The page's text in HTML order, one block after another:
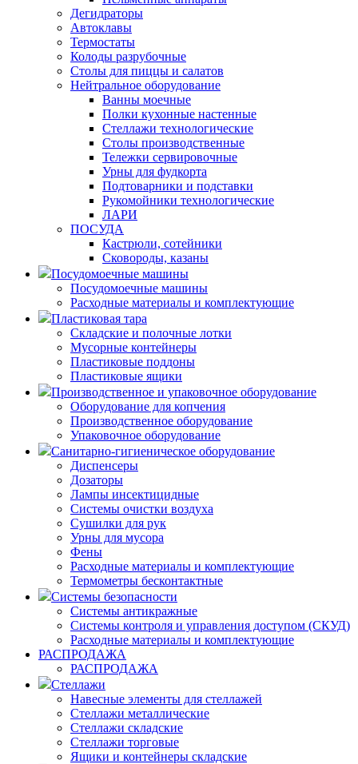
Дегидраторы
Автоклавы
Термостаты
Колоды разрубочные
Столы для пиццы и салатов
Нейтральное оборудование
Ванны моечные
Полки кухонные настенные
Стеллажи технологические
Столы производственные
Тележки сервировочные
Урны для фудкорта
Подтоварники и подставки
Рукомойники технологические
ЛАРИ
ПОСУДА
Кастрюли, сотейники
Сковороды, казаны
Посудомоечные машины
Посудомоечные машины
Расходные материалы и комплектующие
Пластиковая тара
Складские и полочные лотки
Мусорные контейнеры
Пластиковые поддоны
Пластиковые ящики
Производственное и упаковочное оборудование
Оборудование для копчения
Производственное оборудование
Упаковочное оборудование
Санитарно-гигиеническое оборудование
Диспенсеры
Дозаторы
Лампы инсектицидные
Системы очистки воздуха
Сушилки для рук
Урны для мусора
Фены
Расходные материалы и комплектующие
Термометры бесконтактные
Системы безопасности
Системы антикражные
Системы контроля и управления доступом (СКУД)
Расходные материалы и комплектующие
РАСПРОДАЖА
РАСПРОДАЖА
Стеллажи
Навесные элементы для стеллажей
Стеллажи металлические
Стеллажи складские
Стеллажи торговые
Ящики и контейнеры складские